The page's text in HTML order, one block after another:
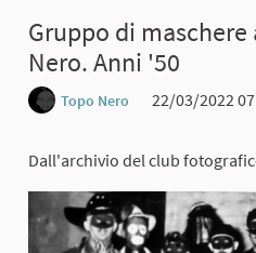
Gruppo di
Nero. Anni '50
Topo Nero
22/03/2022
Dall'archivio del club